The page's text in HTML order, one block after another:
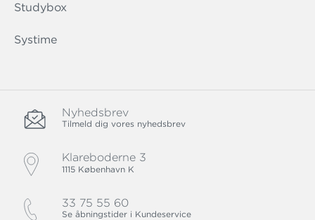
Studybox
Systime
Nyhedsbrev
Tilmeld dig vores nyhedsbrev
Klareboderne 3
1115 København K
33 75 55 60
Se åbningstider i Kundeservice